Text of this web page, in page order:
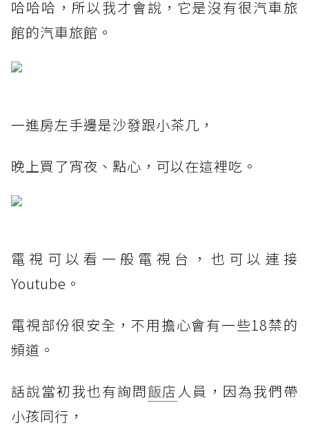
哈哈哈，所以我才會說，它是沒有很汽車旅
館的汽車旅館。
一進房左手邊是沙發跟小茶几，
晚上買了宵夜、點心，可以在這裡吃。
電視可以看一般電視台，也可以連接
Youtube。
電視部份很安全，不用擔心會有一些18禁的
頻道。
話說當初我也有詢問飯店 人員，因為我們帶
小孩同行，